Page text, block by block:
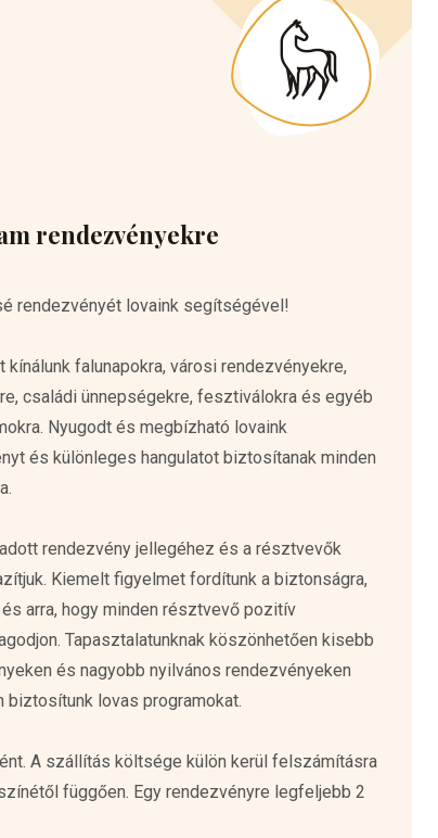
rendezvényekre
rendezvényét lovaink segítségével!
kínálunk falunapokra, városi rendezvényekre,
családi ünnepségekre, fesztiválokra és egyéb
Nyugodt és megbízható lovaink
és különleges hangulatot biztosítanak minden
rendezvény jellegéhez és a résztvevők
Kiemelt figyelmet fordítunk a biztonságra,
arra, hogy minden résztvevő pozitív
Tapasztalatunknak köszönhetően kisebb
és nagyobb nyilvános rendezvényeken
biztosítunk lovas programokat.
A szállítás költsége külön kerül felszámításra
függően. Egy rendezvényre legfeljebb 2